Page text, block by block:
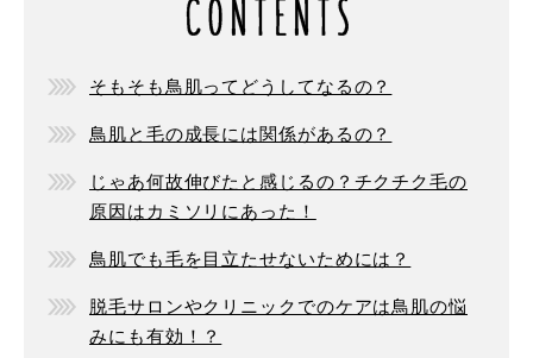
そもそも鳥肌ってどうしてなるの？
鳥肌と毛の成長には関係があるの？
じゃあ何故伸びたと感じるの？チクチク毛の
原因はカミソリにあった！
鳥肌でも毛を目立たせないためには？
脱毛サロンやクリニックでのケアは鳥肌の悩
みにも有効！？